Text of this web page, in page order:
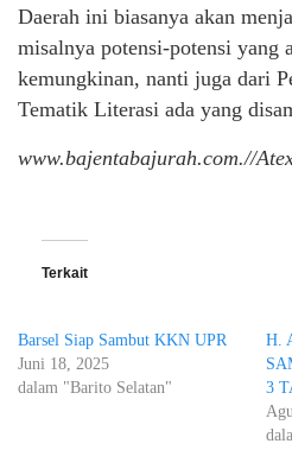
Daerah ini biasanya akan
misalnya potensi-potensi yang
kemungkinan, nanti juga dari
Tematik Literasi ada yang
www.bajentabajurah.com.//
Terkait
Barsel Siap Sambut KKN UPR
Juni 18, 2025
dalam "Barito Selatan"
H.
3